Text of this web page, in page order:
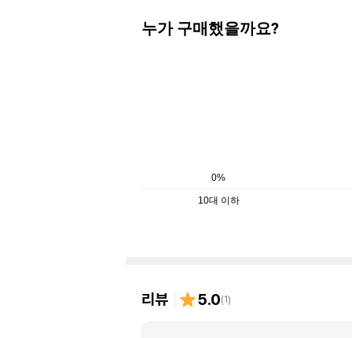
누가 구매했을까요?
0%
10대 이하
리뷰 5.0(1)